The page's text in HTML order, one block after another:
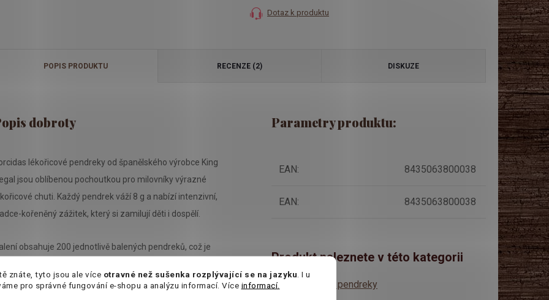
znáte, tyto jsou ale více otravné než sušenka rozplývající se na jazyku . I u
pro správné fungování e-shopu a analýzu informací. Více informací.
Dotaz k produktu
POPIS PRODUKTU RECENZE (2) DISKUZE
lékořicové pendreky od španělského výrobce King
jsou oblíbenou pochoutkou pro milovníky výrazné
chuti. Každý pendrek váží 8 g a nabízí intenzivní,
kořeněný zážitek, který si zamilují děti i dospělí.
obsahuje 200 jednotlivě balených pendreků, což je
jako součást sladkých balíčků. Pendreky jsou měkké,
Parametry produktu:
EAN: 8435063800038
EAN: 8435063800038
Produkt naleznete v této kategorii
Lékořicové pendreky